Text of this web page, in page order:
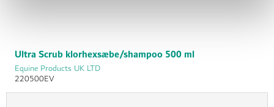
Ultra Scrub klorhexsæbe/shampoo 500 ml
Equine Products UK LTD
220500EV